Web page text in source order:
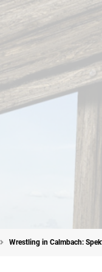
Wrestling in Calmbach: